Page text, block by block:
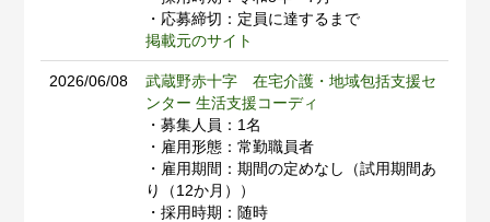
・応募締切：定員に達するまで
掲載元のサイト
2026/06/08
武蔵野赤十字 在宅介護・地域包括支援セ
ンター 生活支援コーディ
・募集人員：1名
・雇用形態：常勤職員者
・雇用期間：期間の定めなし（試用期間あ
り（12か月））
・採用時期：随時